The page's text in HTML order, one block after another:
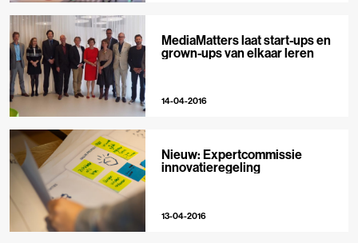
MediaMatters laat start-ups en
grown-ups van elkaar leren
14-04-2016
Nieuw: Expertcommissie
innovatieregeling
13-04-2016